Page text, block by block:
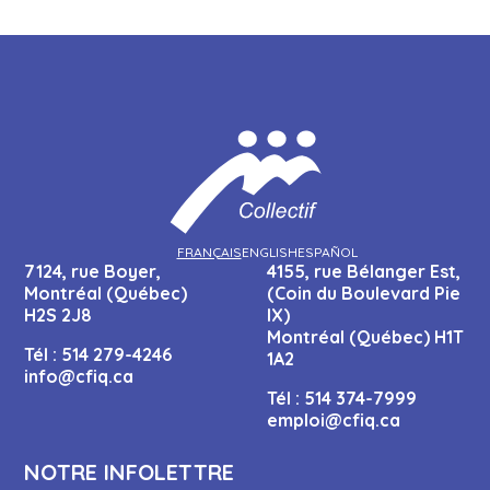
FRANÇAISENGLISHESPAÑOL
7124, rue Boyer,
Montréal (Québec)
H2S 2J8
Tél : 514 279-4246
info@cfiq.ca
4155, rue Bélanger Est,
(Coin du Boulevard Pie
IX)
Montréal (Québec) H1T
1A2
Tél : 514 374-7999
emploi@cfiq.ca
NOTRE INFOLETTRE